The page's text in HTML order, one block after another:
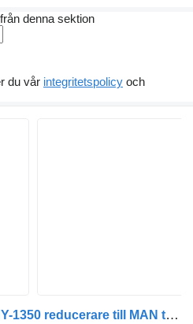
denna sektion
du vår integritetspolicy och
MAN TGX (01.07-12.21) HY-1350 reducerare till MAN tgl 2006 dragbil